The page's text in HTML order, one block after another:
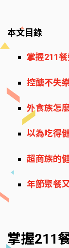
本文目錄
掌握211
控醣不失
外食族怎
以為吃得
超商族的
年節聚餐
掌握211